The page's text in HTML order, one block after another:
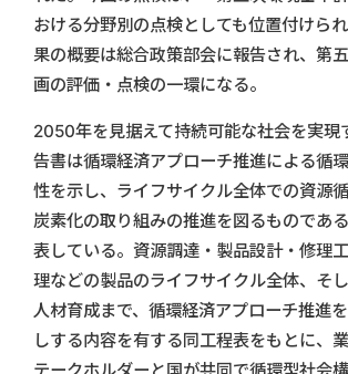
おける分野別の点検としても位置付けら
果の概要は総合政策部会に報告され、第
画の評価・点検の一環になる。
2050年を見据えて持続可能な社会を実現
告書は循環経済アプローチ推進による循
性を示し、ライフサイクル全体での資源
炭素化の取り組みの推進を図るものであ
表している。資源調達・製品設計・修理
理などの製品のライフサイクル全体、そ
人材育成まで、循環経済アプローチ推進
しする内容を有する同工程表をもとに、